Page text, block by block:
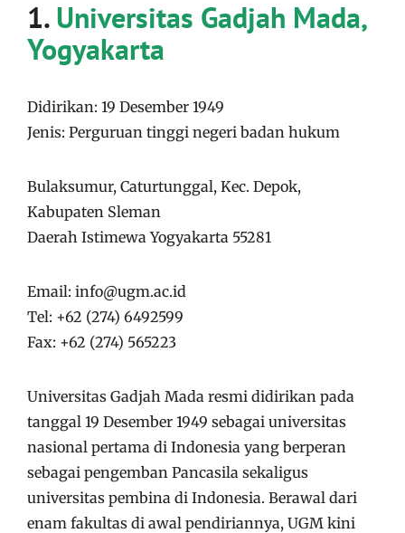
1.Universitas Gadjah Mada,
Yogyakarta
Didirikan: 19 Desember 1949
Jenis: Perguruan tinggi negeri badan hukum
Bulaksumur, Caturtunggal, Kec. Depok,
Kabupaten Sleman
Daerah Istimewa Yogyakarta 55281
Email: info@ugm.ac.id
Tel: +62 (274) 6492599
Fax: +62 (274) 565223
Universitas Gadjah Mada resmi didirikan pada
tanggal 19 Desember 1949 sebagai universitas
nasional pertama di Indonesia yang berperan
sebagai pengemban Pancasila sekaligus
universitas pembina di Indonesia. Berawal dari
enam fakultas di awal pendiriannya, UGM kini